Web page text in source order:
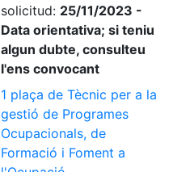
solicitud: 25/11/2023 -
Data orientativa; si teniu
algun dubte, consulteu
l'ens convocant
1 plaça de Tècnic per a la
gestió de Programes
Ocupacionals, de
Formació i Foment a